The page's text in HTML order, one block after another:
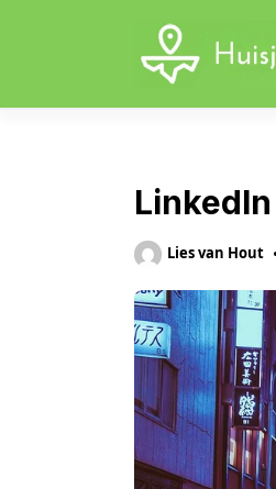
Lies van Hout